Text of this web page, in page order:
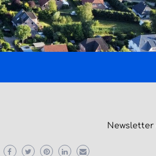
Newsletter